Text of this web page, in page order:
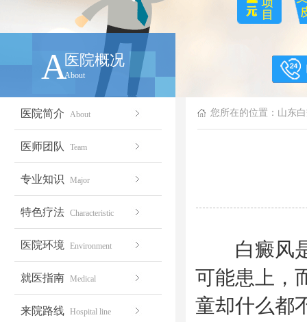
A医院概况
About
医院简介 About
医师团队 Team
专业知识 Major
特色疗法 Characteristic
医院环境 Environment
就医指南 Medical
来院路线 Hospital line
您所在的位置： 山东
白癜风是
可能患上，
童却什么都